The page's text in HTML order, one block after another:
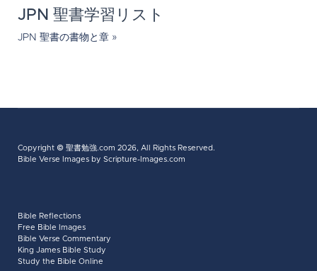
JPN 聖書学習リスト
JPN 聖書の書物と章 »
Copyright © 聖書勉強.com 2026, All Rights Reserved.
Bible Verse Images by Scripture-Images.com
Bible Reflections
Free Bible Images
Bible Verse Commentary
King James Bible Study
Study the Bible Online